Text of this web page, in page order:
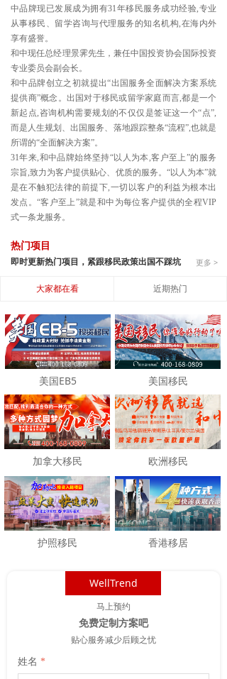
中品牌现已发展成为拥有31年移民服务成功经验,专业
从事移民、留学咨询与代理服务的知名机构,在海内外
享有盛誉。
和中现任总经理景霁先生，兼任中国投资协会国际投资
专业委员会副会长。
和中品牌创立之初就提出“出国服务全面解决方案系统
提供商”概念。出国对于移民或留学家庭而言,都是一个
新起点,咨询机构需要规划的不仅仅是签证这一个“点”,
而是人生规划、出国服务、落地跟踪整条“流程”,也就是
所谓的“全面解决方案”。
31年来,和中品牌始终坚持“以人为本,客户至上”的服务
宗旨,致力为客户提供贴心、优质的服务。“以人为本”就
是在不触犯法律的前提下,一切以客户的利益为根本出
发点。“客户至上”就是和中为每位客户提供的全程VIP
式一条龙服务。
WellTrend
马上预约
免费定制方案吧
贴心服务减少后顾之忧
姓名 *
热门项目
即时更新热门项目，紧跟移民政策出国不踩坑 更多 >
大家都在看 近期热门
美国EB5 美国移民
加拿大移民 欧洲移民
护照移民 香港移居